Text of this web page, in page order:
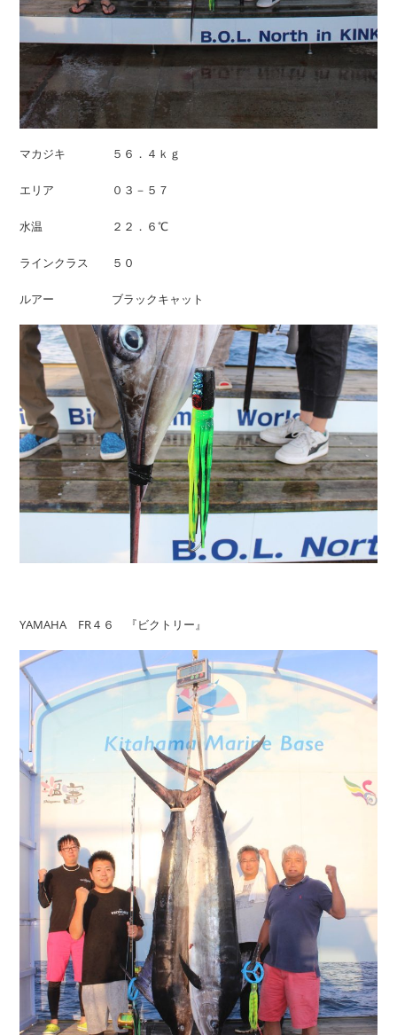
マカジキ ５６．４ｋｇ
エリア ０３－５７
水温 ２２．６℃
ラインクラス ５０
ルアー ブラックキャット
YAMAHA FR４６ 『ビクトリー』